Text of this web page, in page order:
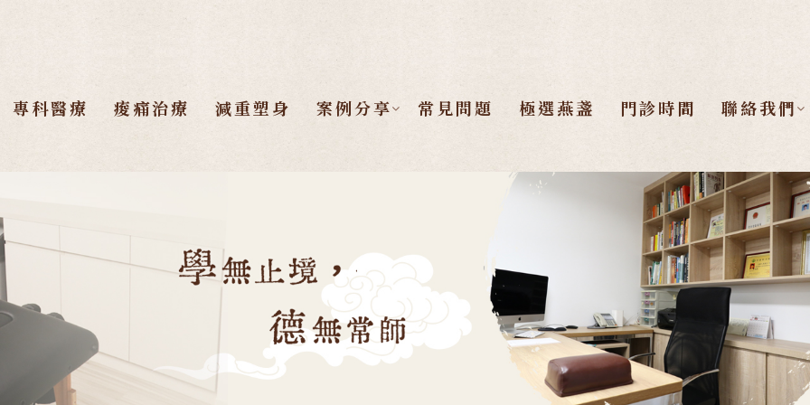
專科醫療 痠痛治療 減重塑身 案例分享 常見問題 極選燕盞 門診時間 聯絡我們